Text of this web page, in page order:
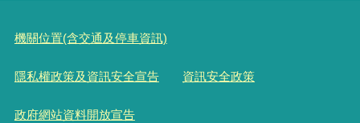
機關位置(含交通及停車資訊)
隱私權政策及資訊安全宣告 資訊安全政策
政府網站資料開放宣告